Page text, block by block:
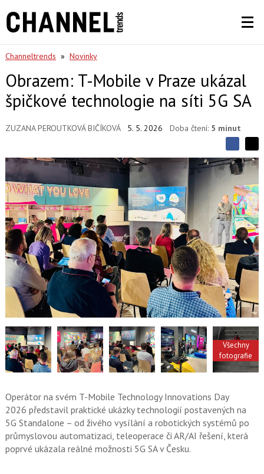
Channeltrends » Novinky
Obrazem: T-Mobile v Praze ukázal
špičkové technologie na síti 5G SA
ZUZANA PEROUTKOVÁ BIČÍKOVÁ 5. 5. 2026 Doba čtení: 5 minut
S
d
í
l
e
t
S
d
e
j
t
e
n
a
F
b
o
o
k
u
d
e
j
t
e
n
a
s
í
t
i
Všechny
fotografie
Operátor na svém T-Mobile Technology Innovations Day
2026 představil praktické ukázky technologií postavených na
5G Standalone – od živého vysílání a robotických systémů po
průmyslovou automatizaci, teleoperace či AR/AI řešení, která
poprvé ukázala reálné možnosti 5G SA v Česku.